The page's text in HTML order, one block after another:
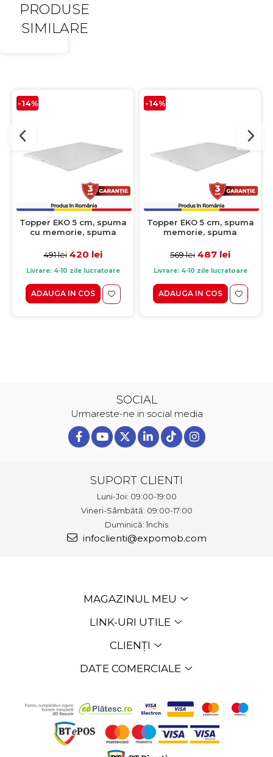
PRODUSE
SIMILARE
-14%
Topper EKO 5 cm, spuma
cu memorie, spuma
491 lei 420 lei
Livrare: 4-10 zile lucratoare
ADAUGA IN COS
-14%
Topper EKO 5 cm, spuma
memorie, spuma
569 lei 487 lei
Livrare: 4-10 zile lucratoare
ADAUGA IN COS
SOCIAL
Urmareste-ne in social media
SUPORT CLIENTI
Luni-Joi: 09:00-19:00
Vineri-Sâmbătă: 09:00-17:00
Duminică: închis
infoclienti@expomob.com
MAGAZINUL MEU
LINK-URI UTILE
CLIENȚI
DATE COMERCIALE